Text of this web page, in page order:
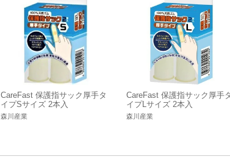
CareFast 保護指サック厚手タ
イプSサイズ 2本入
森川産業
CareFast 保護指サック厚手
イプLサイズ 2本入
森川産業